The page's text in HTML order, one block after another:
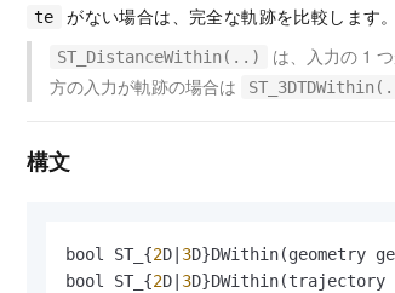
te がない場合は、完全な軌跡を比較します。
ST_DistanceWithin(..) は、入力の 1
方の入力が軌跡の場合は
構文
bool ST_{2D 3
bool ST_{2D 3